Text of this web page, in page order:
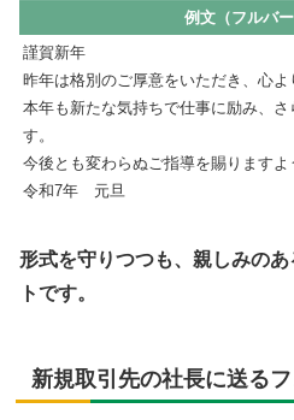
例文（フルバー
謹賀新年
昨年は格別のご厚意をいただき、心よ
本年も新たな気持ちで仕事に励み、
す。
今後とも変わらぬご指導を賜りますよ
令和7年 元旦
形式を守りつつも、親しみの
トです。
新規取引先の社長に送る